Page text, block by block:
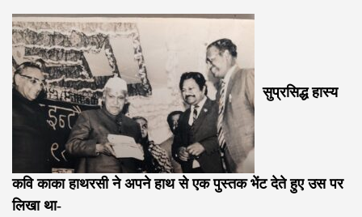
सुप्रसिद्ध हास्य
कवि काका हाथरसी ने अपने हाथ से एक पुस्तक भेंट देते हुए उस पर
लिखा था-